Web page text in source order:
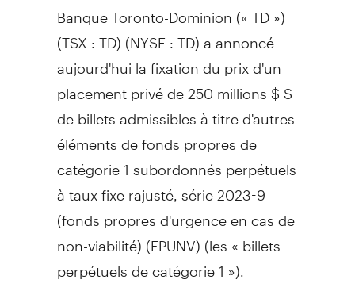
Banque Toronto-Dominion (« TD »)
(TSX : TD) (NYSE : TD) a annoncé
aujourd'hui la fixation du prix d'un
placement privé de 250 millions $ S
de billets admissibles à titre d'autres
éléments de fonds propres de
catégorie 1 subordonnés perpétuels
à taux fixe rajusté, série 2023-9
(fonds propres d'urgence en cas de
non-viabilité) (FPUNV) (les « billets
perpétuels de catégorie 1 »).